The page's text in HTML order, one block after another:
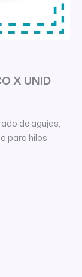
X UNID
de agujas,
para hilos